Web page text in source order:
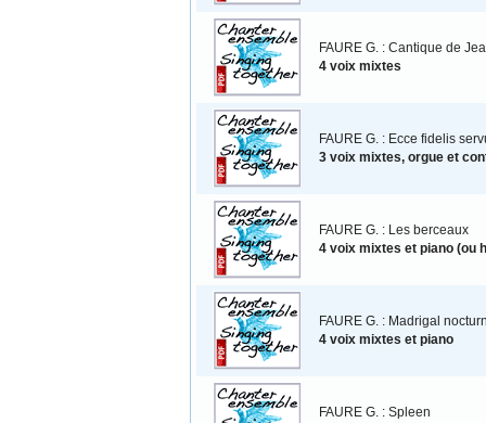
FAURE G. : Cantique de
4 voix mixtes
FAURE G. : Ecce fidelis
3 voix mixtes, orgue et
FAURE G. : Les berceaux
4 voix mixtes et piano (ou
FAURE G. : Madrigal
4 voix mixtes et piano
FAURE G. : Spleen